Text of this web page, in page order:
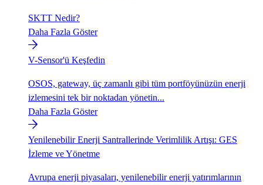
SKTT Nedir?
Daha Fazla Göster
V-Sensor'ü Keşfedin
OSOS, gateway, üç zamanlı gibi tüm portföyünüzün enerji
izlemesini tek bir noktadan yönetin...
Daha Fazla Göster
Yenilenebilir Enerji Santrallerinde Verimlilik Artışı: GES
İzleme ve Yönetme
Avrupa enerji piyasaları, yenilenebilir enerji yatırımlarının